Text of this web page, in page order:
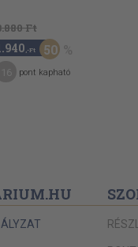
Ft
,-Ft 50
pont kapható